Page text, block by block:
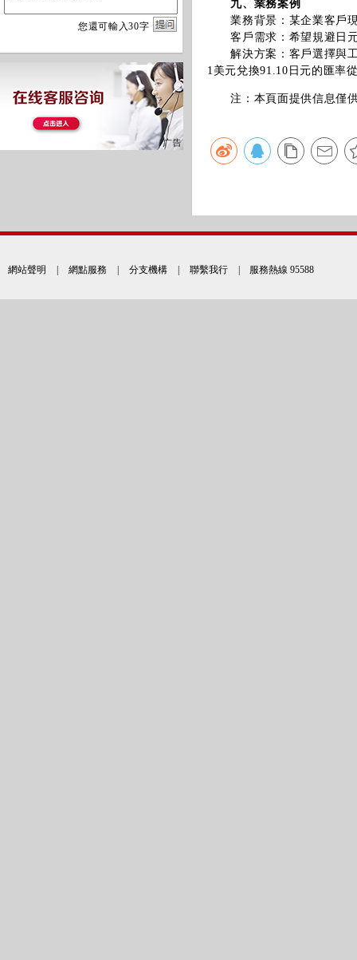
您還可輸入30字
九、業務案例
業務背景：某企業客戶現
客戶需求：希望規避日元
解決方案：客戶選擇與工
1美元兌換91.10日元的匯率
注：本頁面提供信息僅供
網站聲明 網點服務 分支機構 聯繫我行 | 服務熱線 95588